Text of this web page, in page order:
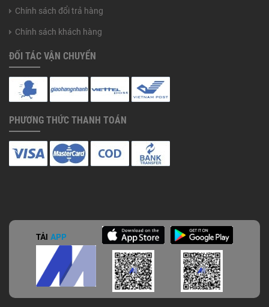
Chính sách đổi trả hàng
Chính sách khách hàng
ĐỐI TÁC VẬN CHUYỂN
PHƯƠNG THỨC THANH TOÁN
TẢI APP